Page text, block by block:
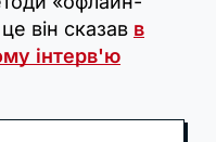
він сказав в
інтерв'ю